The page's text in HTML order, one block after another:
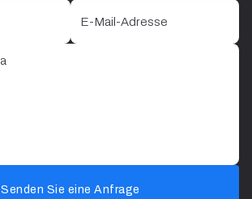
Senden Sie eine Anfrage